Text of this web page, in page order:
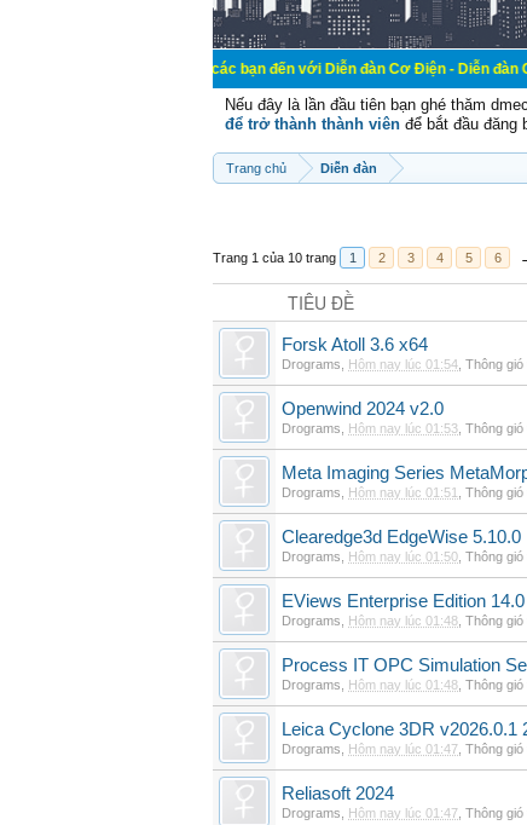
Chào mừng các bạn đến với Diễn đàn Cơ Điện - Diễn đàn Cơ
Nếu đây là lần đầu tiên bạn ghé thăm
để trở thành thành viên để bắt đầu đăng
Trang chủ Diễn đàn
Trang 1 của 10 trang 1 2 3 4 5 6
TIÊU ĐỀ
Forsk Atoll 3.6 x64
Drograms Hôm nay lúc 01:54 Thông
Openwind 2024 v2.0
Drograms Hôm nay lúc 01:53 Thông
Meta Imaging Series
Drograms Hôm nay lúc 01:51 Thông
Clearedge3d EdgeWise 5.10.0
Drograms Hôm nay lúc 01:50 Thông
EViews Enterprise Edition 14.0
Drograms Hôm nay lúc 01:48 Thông
Process IT OPC Simulation
Drograms Hôm nay lúc 01:48 Thông
Leica Cyclone 3DR v2026.0.1
Drograms Hôm nay lúc 01:47 Thông
Reliasoft 2024
Drograms Hôm nay lúc 01:47 Thông